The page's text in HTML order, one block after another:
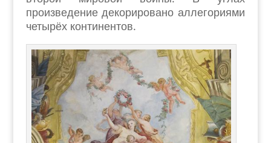
произведение декорировано аллегориями
четырёх континентов.